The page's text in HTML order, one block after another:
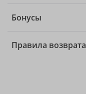
Бонусы
Правила возврата